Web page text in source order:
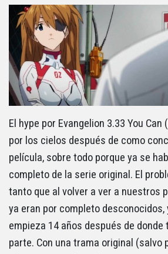
El hype por Evangelion 3.33 You Can
por los cielos después de como
película, sobre todo porque ya se
completo de la serie original. El
tanto que al volver a ver a nuestros
ya eran por completo desconocidos,
empieza 14 años después de donde
parte. Con una trama original (salvo